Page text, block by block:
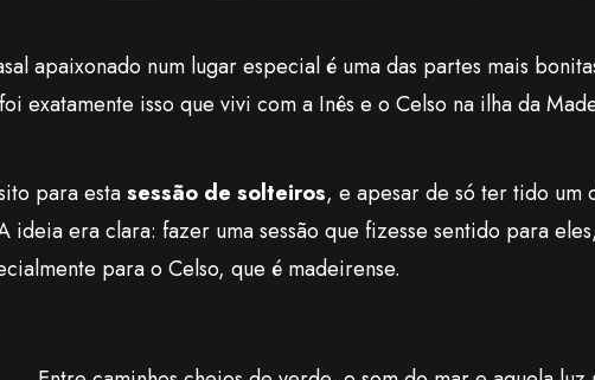
apaixonado num lugar especial é uma das partes mais
exatamente isso que vivi com a Inês e o Celso na ilha da
para estasessão de solteiros, e apesar de só ter tido um
ideia era clara: fazer uma sessão que fizesse sentido para
para o Celso, que é madeirense.